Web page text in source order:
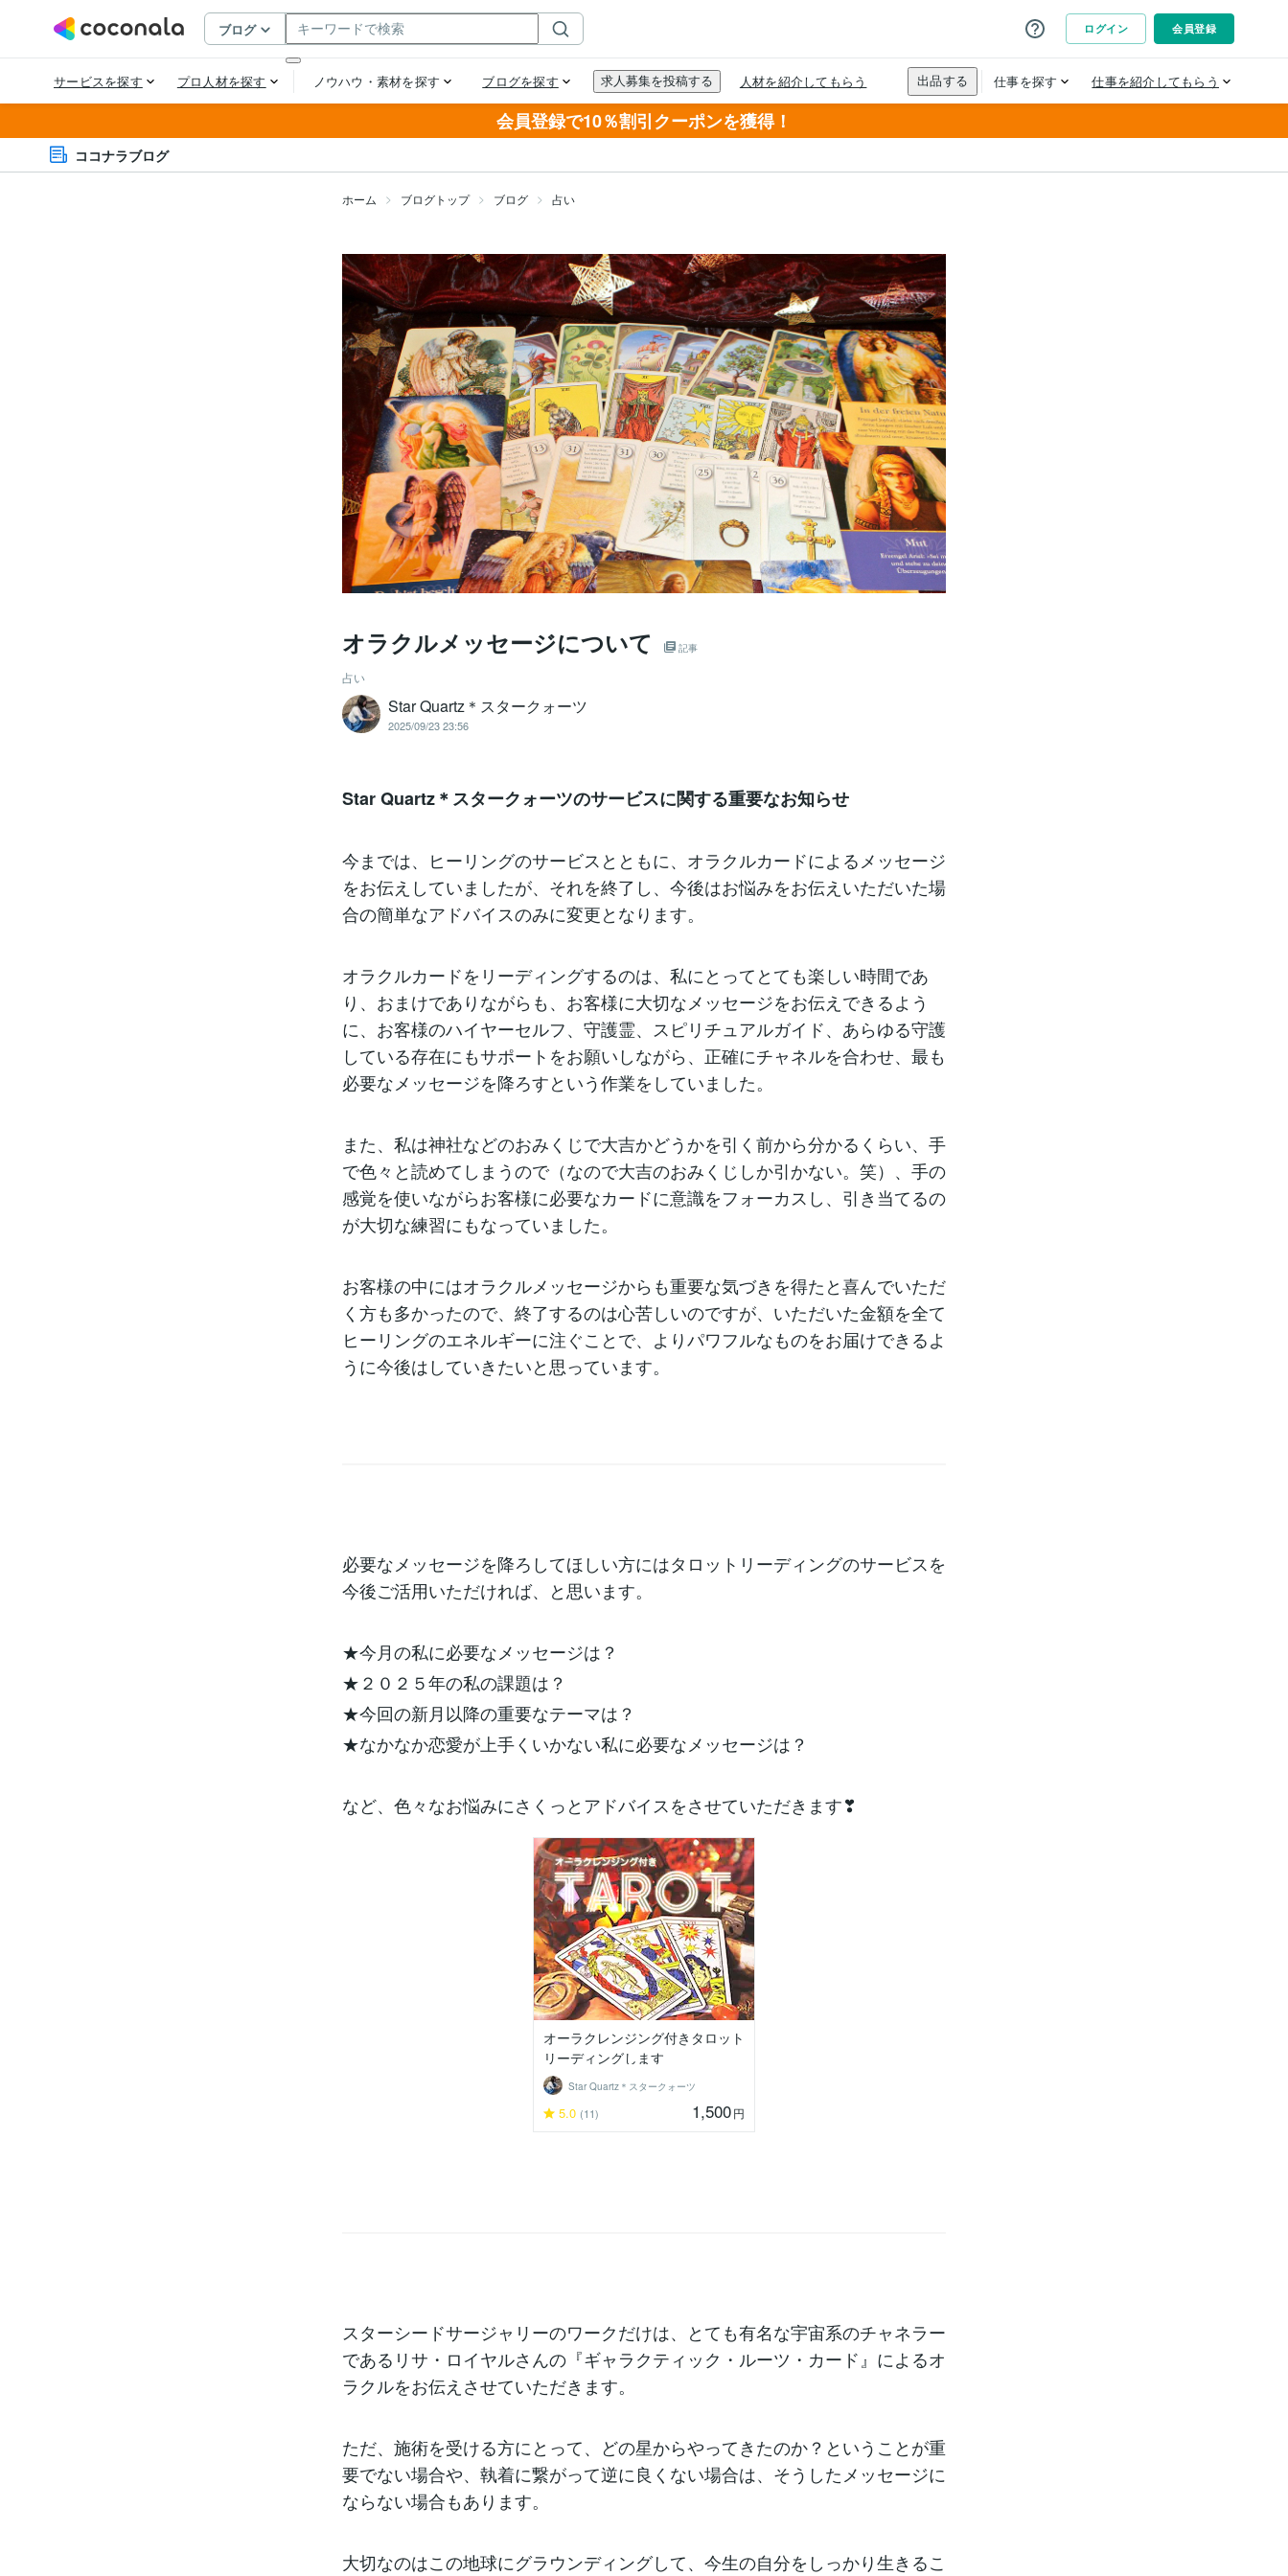
会員登録で10％割引クーポンを獲得！
ココナラブログ
ホーム ブログトップ ブログ 占い
オラクルメッセージについて 記事
占い
Star Quartz＊スタークォーツ
2025/09/23 23:56
Star Quartz＊スタークォーツのサービスに関する重要なお知らせ
今までは、ヒーリングのサービスとともに、オラクルカードによるメッセージ
をお伝えしていましたが、それを終了し、今後はお悩みをお伝えいただいた場
合の簡単なアドバイスのみに変更となります。
オラクルカードをリーディングするのは、私にとってとても楽しい時間であ
り、おまけでありながらも、お客様に大切なメッセージをお伝えできるよう
に、お客様のハイヤーセルフ、守護霊、スピリチュアルガイド、あらゆる守護
している存在にもサポートをお願いしながら、正確にチャネルを合わせ、最も
必要なメッセージを降ろすという作業をしていました。
また、私は神社などのおみくじで大吉かどうかを引く前から分かるくらい、手
で色々と読めてしまうので（なので大吉のおみくじしか引かない。笑）、手の
感覚を使いながらお客様に必要なカードに意識をフォーカスし、引き当てるの
が大切な練習にもなっていました。
お客様の中にはオラクルメッセージからも重要な気づきを得たと喜んでいただ
く方も多かったので、終了するのは心苦しいのですが、いただいた金額を全て
ヒーリングのエネルギーに注ぐことで、よりパワフルなものをお届けできるよ
うに今後はしていきたいと思っています。
必要なメッセージを降ろしてほしい方にはタロットリーディングのサービスを
今後ご活用いただければ、と思います。
★今月の私に必要なメッセージは？
★２０２５年の私の課題は？
★今回の新月以降の重要なテーマは？
★なかなか恋愛が上手くいかない私に必要なメッセージは？
など、色々なお悩みにさくっとアドバイスをさせていただきます❣
オーラクレンジング付きタロット
リーディングします
Star Quartz＊スタークォーツ
5.0 (11) 1,500円
スターシードサージャリーのワークだけは、とても有名な宇宙系のチャネラー
であるリサ・ロイヤルさんの『ギャラクティック・ルーツ・カード』によるオ
ラクルをお伝えさせていただきます。
ただ、施術を受ける方にとって、どの星からやってきたのか？ということが重
要でない場合や、執着に繋がって逆に良くない場合は、そうしたメッセージに
ならない場合もあります。
大切なのはこの地球にグラウンディングして、今生の自分をしっかり生きるこ